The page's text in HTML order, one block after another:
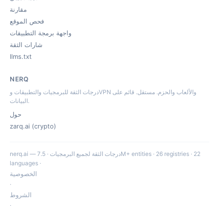
مقارنة
فحص الموقع
واجهة برمجة التطبيقات
شارات الثقة
llms.txt
NERQ
درجات الثقة للبرمجيات والتطبيقات وVPN والألعاب والحزم. مستقل. قائم على
البيانات.
حول
zarq.ai (crypto)
nerq.ai — درجات الثقة لجميع البرمجيات · 7.5M+ entities · 26 registries · 22
languages ·
الخصوصية
·
الشروط